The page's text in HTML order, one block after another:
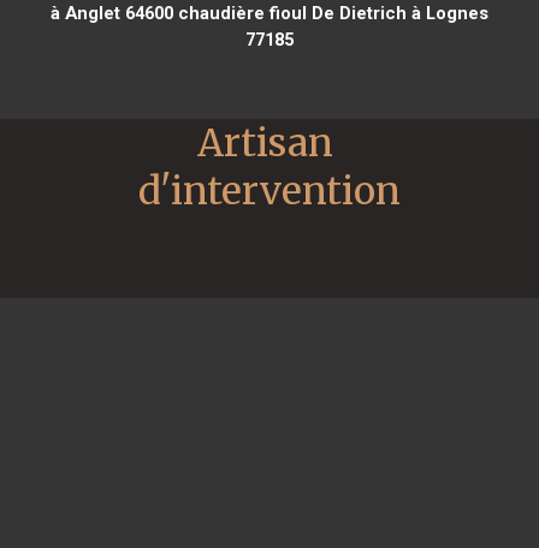
à Anglet 64600chaudière fioul De Dietrich à Lognes
77185
Artisan
d'intervention